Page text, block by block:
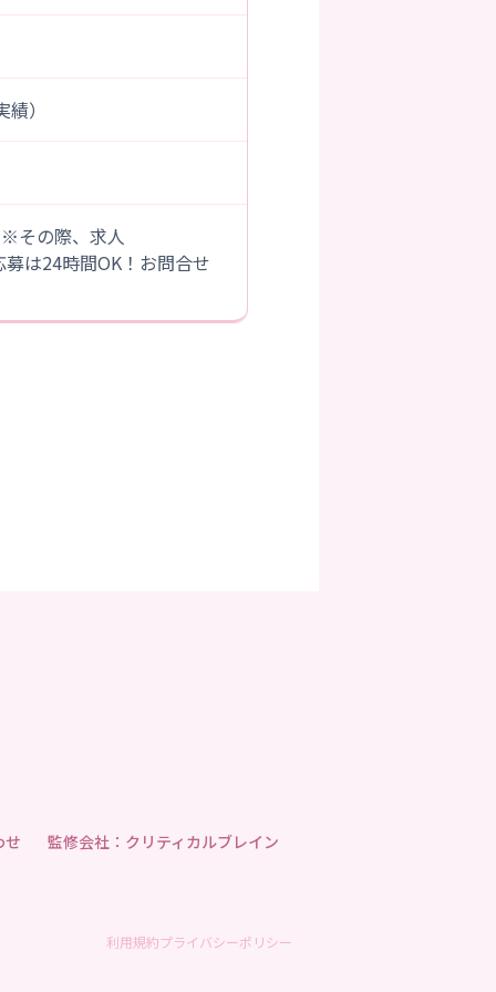
）
その際、求人
は24時間OK！お問合せ
せ 監修会社：クリティカルブレイン
利用規約プライバシーポリシー